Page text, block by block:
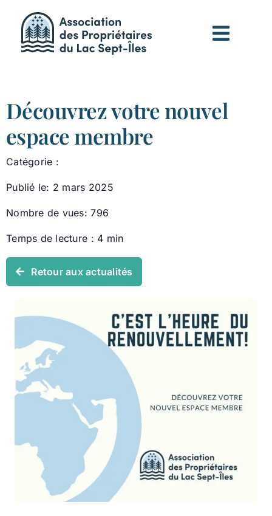
contenu
Découvrez votre nouvel
espace membre
Catégorie :
Publié le: 2 mars 2025
Nombre de vues: 796
Temps de lecture : 4 min
Retour aux actualités